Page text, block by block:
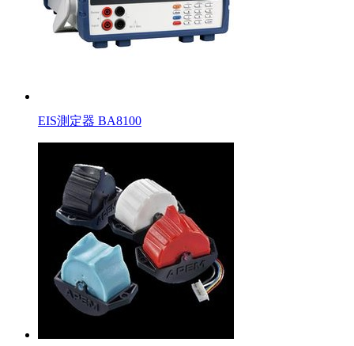
EIS測定器 BA8100